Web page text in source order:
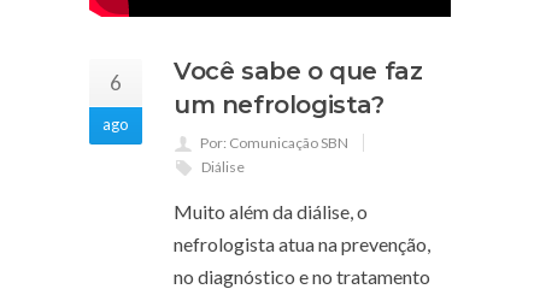
6
ago
Você sabe o que faz
um nefrologista?
Por: Comunicação SBN
Diálise
Muito além da diálise, o
nefrologista atua na prevenção,
no diagnóstico e no tratamento